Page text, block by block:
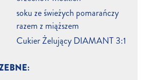
soku ze świeżych pomarańczy
razem z miąższem
Cukier Żelujący DIAMANT 3:1